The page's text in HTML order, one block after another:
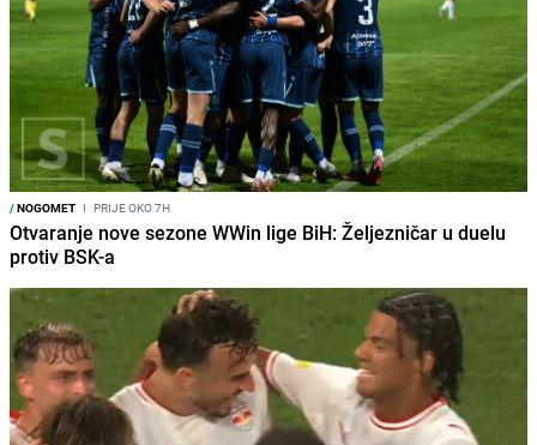
/NOGOMET I PRIJE OKO 7H
Otvaranje nove sezone WWin lige BiH: Željezničar u duelu
protiv BSK-a